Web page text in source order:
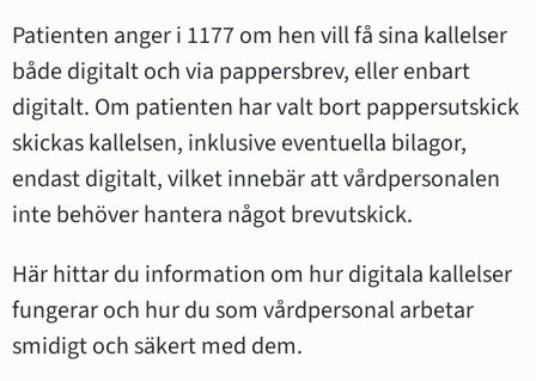
Patienten anger i 1177 om hen vill få sina kallelser
både digitalt och via pappersbrev, eller enbart
digitalt. Om patienten har valt bort pappersutskick
skickas kallelsen, inklusive eventuella bilagor,
endast digitalt, vilket innebär att vårdpersonalen
inte behöver hantera något brevutskick.
Här hittar du information om hur digitala kallelser
fungerar och hur du som vårdpersonal arbetar
smidigt och säkert med dem.